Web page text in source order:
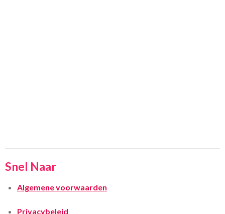
Snel Naar
Algemene voorwaarden
Privacybeleid